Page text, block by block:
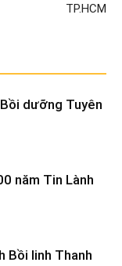
TP.HCM
dưỡng Tuyên
năm Tin Lành
Bồi linh Thanh